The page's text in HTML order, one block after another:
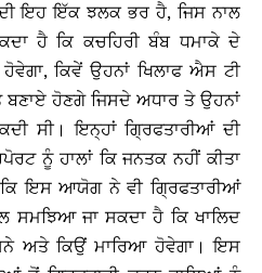
ਇਹ ਇੱਕ ਝਲਕ ਭਰ ਹੈ, ਜਿਸ ਨਾਲ
ਹੈ ਕਿ ਕਚਹਿਰੀ ਬੰਬ ਧਮਾਕੇ ਦੇ
ਕਿਵੇਂ ਉਹਨਾਂ ਖਿਲਾਫ ਐਸ ਟੀ
ਹੋਣਗੇ ਜਿਸਦੇ ਅਧਾਰ ਤੇ ਉਹਨਾਂ
ਸੀ। ਇਨ੍ਹਾਂ ਗ੍ਰਿਫਤਾਰੀਆਂ ਦੀ
ਨੂੰ ਹਾਲਾਂ ਕਿ ਜਨਤਕ ਨਹੀਂ ਕੀਤਾ
ਇਸ ਆਯੋਗ ਨੇ ਵੀ ਗ੍ਰਿਫਤਾਰੀਆਂ
ਜਾ ਸਕਦਾ ਹੈ ਕਿ ਖਾਲਿਦ
ਅਤੇ ਕਿਉਂ ਮਾਰਿਆ ਹੋਵੇਗਾ। ਇਸ